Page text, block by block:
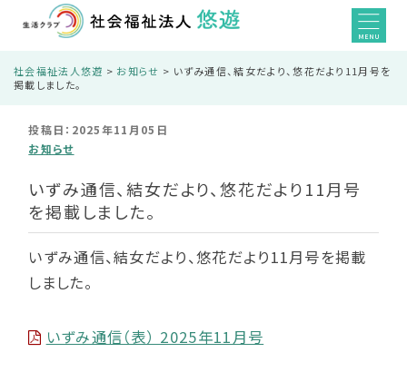
MENU
社会福祉法人悠遊 > お知らせ > いずみ通信、結女だより、悠花だより11月号を
掲載しました。
投稿日：2025年11月05日
お知らせ
いずみ通信、結女だより、悠花だより11月号
を掲載しました。
いずみ通信、結女だより、悠花だより11月号を掲載
しました。
いずみ通信（表） 2025年11月号